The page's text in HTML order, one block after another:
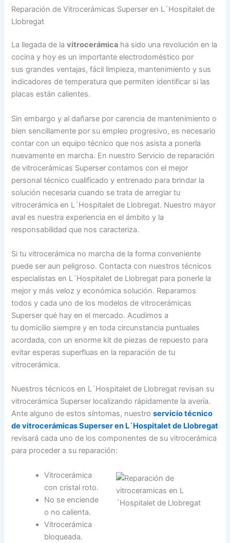
Reparación de Vitrocerámicas Superser en L´Hospitalet de
Llobregat
La llegada de lavitrocerámica ha sido una revolución en la
cocina y hoy es un importante electrodoméstico por
sus grandes ventajas, fácil limpieza, mantenimiento y sus
indicadores de temperatura que permiten identificar si las
placas están calientes.
Sin embargo y al dañarse por carencia de mantenimiento o
bien sencillamente por su empleo progresivo, es necesario
contar con un equipo técnico que nos asista a ponerla
nuevamente en marcha. En nuestro Servicio de reparación
de vitrocerámicas Superser contamos con el mejor
personal técnico cualificado y entrenado para brindar la
solución necesaria cuando se trata de arreglar tu
vitrocerámica en L´Hospitalet de Llobregat. Nuestro mayor
aval es nuestra experiencia en el ámbito y la
responsabilidad que nos caracteriza.
Si tu vitrocerámica no marcha de la forma conveniente
puede ser aun peligroso. Contacta con nuestros técnicos
especialistas en L´Hospitalet de Llobregat para ponerle la
mejor y más veloz y económica solución. Reparamos
todos y cada uno de los modelos de vitrocerámicas
Superser qué hay en el mercado. Acudimos a
tu domicilio siempre y en toda circunstancia puntuales
acordada, con un enorme kit de piezas de repuesto para
evitar esperas superfluas en la reparación de tu
vitrocerámica.
Nuestros técnicos en L´Hospitalet de Llobregat revisan su
vitrocerámica Superser localizando rápidamente la avería.
Ante alguno de estos síntomas, nuestroservicio técnico
de vitrocerámicas Superser en L´Hospitalet de Llobregat
revisará cada uno de los componentes de su vitrocerámica
para proceder a su reparación:
Vitrocerámica
con cristal roto.
No se enciende
o no calienta.
Vitrocerámica
bloqueada.